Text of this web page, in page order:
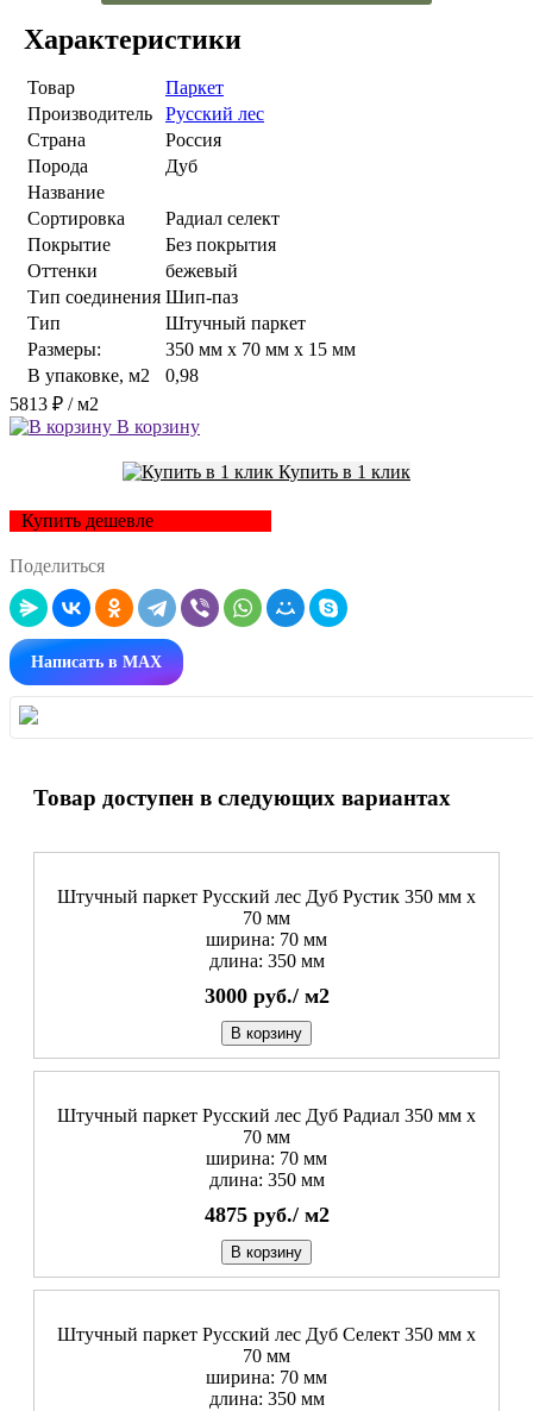
Характеристики
Товар
Паркет
Производитель
Русский лес
Страна
Россия
Порода
Дуб
Название
Сортировка
Радиал cелект
Покрытие
Без покрытия
Оттенки
бежевый
Тип соединения Шип-паз
Тип
Штучный паркет
Размеры:
350 мм x 70 мм x 15 мм
В упаковке, м2
0,98
5813 ₽ / м2
В корзину
Купить в 1 клик
Купить дешевле
Поделиться
Написать в MAX
Товар доступен в следующих вариантах
Штучный паркет Русский лес Дуб Рустик 350 мм х
70 мм
ширина: 70 мм
длина: 350 мм
3000 руб./ м2
В корзину
Штучный паркет Русский лес Дуб Радиал 350 мм х
70 мм
ширина: 70 мм
длина: 350 мм
4875 руб./ м2
В корзину
Штучный паркет Русский лес Дуб Селект 350 мм х
70 мм
ширина: 70 мм
длина: 350 мм